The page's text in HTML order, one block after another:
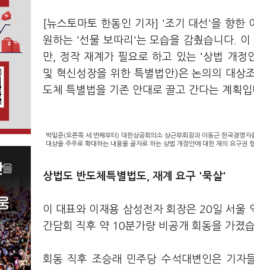
[뉴스토마토 한동인 기자] '조기 대선'을 향한
원하는 '선물 보따리'는 모습을 감췄습니다.
만, 정작 재계가 필요로 하고 있는 '상법 개정
및 혁신성장을 위한 특별법안)은 논의의 대상
도체 특별법을 기존 안대로 끌고 간다는 계획
박일준(오른쪽 세 번째부터) 대한상공회의소 상근부회장과 이동근 한국경영
대상을 주주로 확대하는 내용을 골자로 하는 상법 개정안에 대한 재의 요구권
상법도 반도체특별법도, 재계 요구 '묵살'
이 대표와 이재용 삼성전자 회장은 20일 서울
간담회 직후 약 10분가량 비공개 회동을 가졌
회동 직후 조승래 민주당 수석대변인은 기자